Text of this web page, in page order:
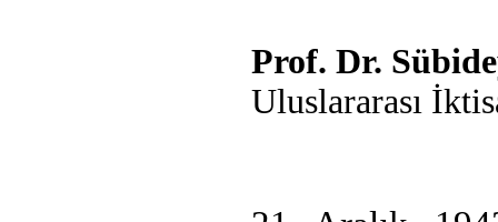
Prof. Dr.
Uluslararası